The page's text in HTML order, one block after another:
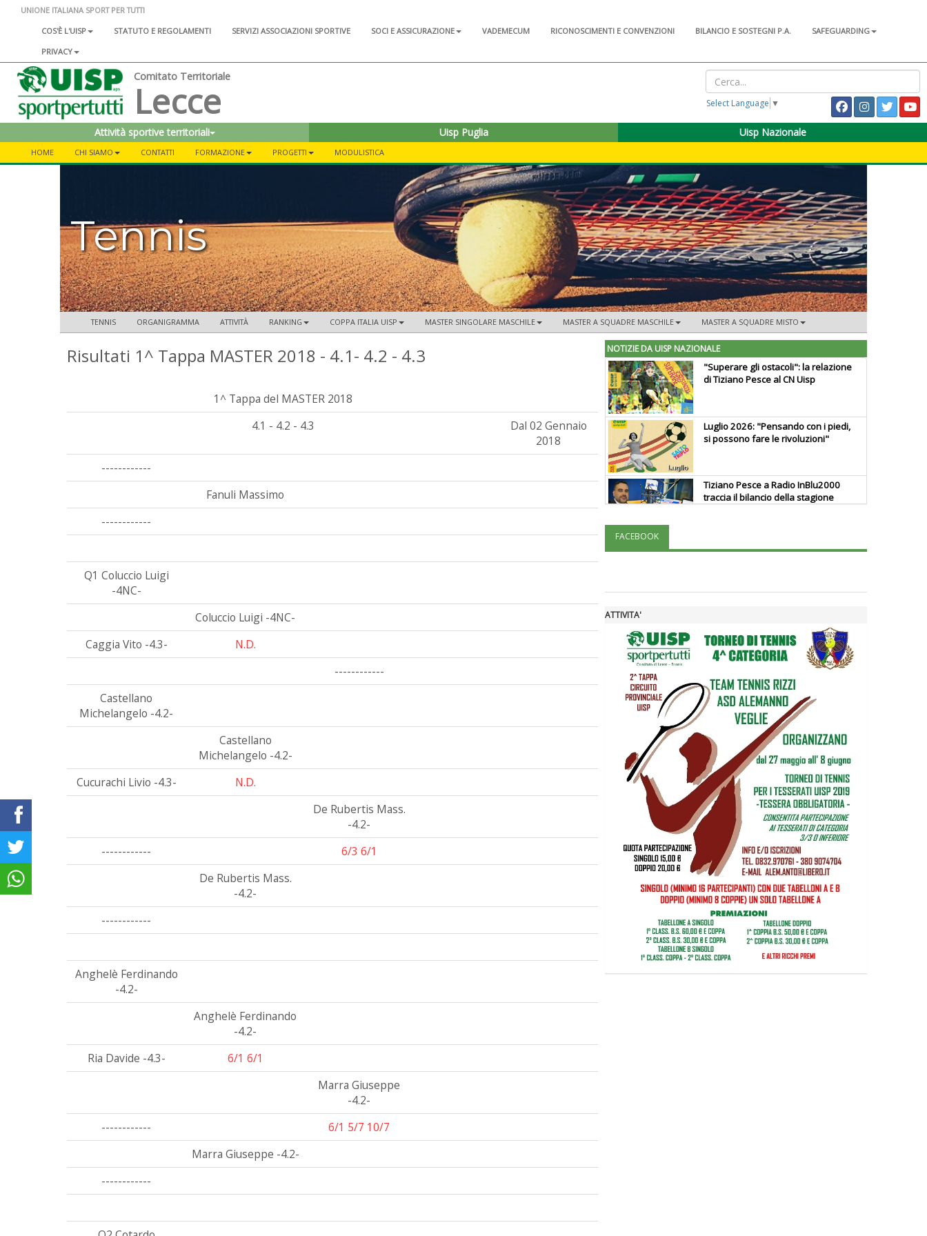
UNIONE ITALIANA SPORT PER TUTTI
COS'È L'UISP
STATUTO E REGOLAMENTI SERVIZI ASSOCIAZIONI SPORTIVE SOCI E ASSICURAZIONE VADEMECUM RICONOSCIMENTI E CONVENZIONI BILANCIO E SOSTEGNI P.A.
SAFEGUARDING
PRIVACY
Comitato Territoriale
Lecce Select Language ▼
Attività sportive territoriali Uisp Puglia Uisp Nazionale
HOME CHI SIAMO CONTATTI FORMAZIONE PROGETTI MODULISTICA
Tennis
TENNIS ORGANIGRAMMA ATTIVITÀ RANKING COPPA ITALIA UISP MASTER SINGOLARE MASCHILE MASTER A SQUADRE MASCHILE MASTER A SQUADRE MISTO
Risultati 1^ Tappa MASTER 2018 - 4.1- 4.2 - 4.3
1^ Tappa del MASTER 2018
4.1 - 4.2 - 4.3
Dal 02 Gennaio
2018
------------
Fanuli Massimo
------------
Q1 Coluccio Luigi
-4NC-
Coluccio Luigi -4NC-
Caggia Vito -4.3-
N.D.
------------
Castellano
Michelangelo -4.2-
Castellano
Michelangelo -4.2-
Cucurachi Livio -4.3-
N.D.
De Rubertis Mass.
-4.2-
------------
6/3 6/1
De Rubertis Mass.
-4.2-
------------
Anghelè Ferdinando
-4.2-
Anghelè Ferdinando
-4.2-
Ria Davide -4.3-
6/1 6/1
Marra Giuseppe
-4.2-
------------
6/1 5/7 10/7
Marra Giuseppe -4.2-
------------
NOTIZIE DA UISP NAZIONALE
"Superare gli ostacoli": la relazione
di Tiziano Pesce al CN Uisp
Luglio 2026: "Pensando con i piedi,
si possono fare le rivoluzioni"
Tiziano Pesce a Radio InBlu2000
traccia il bilancio della stagione
Tiziano Pesce nel Cda di
a Roma
FACEBOOK
ATTIVITA'